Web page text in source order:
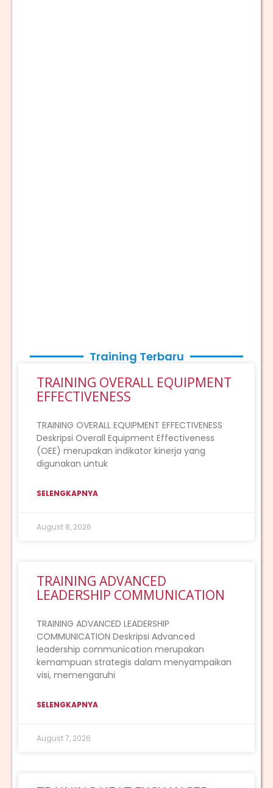
Training Terbaru
TRAINING OVERALL EQUIPMENT
EFFECTIVENESS
TRAINING OVERALL EQUIPMENT EFFECTIVENESS
Deskripsi Overall Equipment Effectiveness
(OEE) merupakan indikator kinerja yang
digunakan untuk
SELENGKAPNYA
August 8, 2026
TRAINING ADVANCED
LEADERSHIP COMMUNICATION
TRAINING ADVANCED LEADERSHIP
COMMUNICATION Deskripsi Advanced
leadership communication merupakan
kemampuan strategis dalam menyampaikan
visi, memengaruhi
SELENGKAPNYA
August 7, 2026